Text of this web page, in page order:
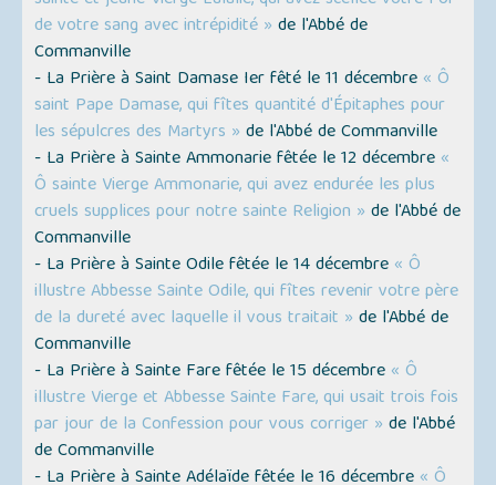
de votre sang avec intrépidité » de l'Abbé de
Commanville
- La Prière à Saint Damase Ier fêté le 11 décembre « Ô
saint Pape Damase, qui fîtes quantité d'Épitaphes pour
les sépulcres des Martyrs » de l'Abbé de Commanville
- La Prière à Sainte Ammonarie fêtée le 12 décembre «
Ô sainte Vierge Ammonarie, qui avez endurée les plus
cruels supplices pour notre sainte Religion » de l'Abbé de
Commanville
- La Prière à Sainte Odile fêtée le 14 décembre « Ô
illustre Abbesse Sainte Odile, qui fîtes revenir votre père
de la dureté avec laquelle il vous traitait » de l'Abbé de
Commanville
- La Prière à Sainte Fare fêtée le 15 décembre « Ô
illustre Vierge et Abbesse Sainte Fare, qui usait trois fois
par jour de la Confession pour vous corriger » de l'Abbé
de Commanville